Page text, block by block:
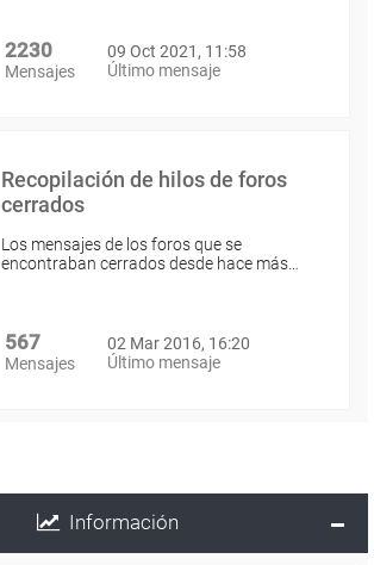
2230
Mensajes
09 Oct 2021, 11:58
Último mensaje
Recopilación de hilos de foros
cerrados
Los mensajes de los foros que se
encontraban cerrados desde hace más…
567
Mensajes
02 Mar 2016, 16:20
Último mensaje
Información